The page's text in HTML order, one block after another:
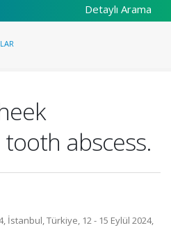
Detaylı Arama
abscess.
İstanbul, Türkiye, 12 - 15 Eylül 2024,